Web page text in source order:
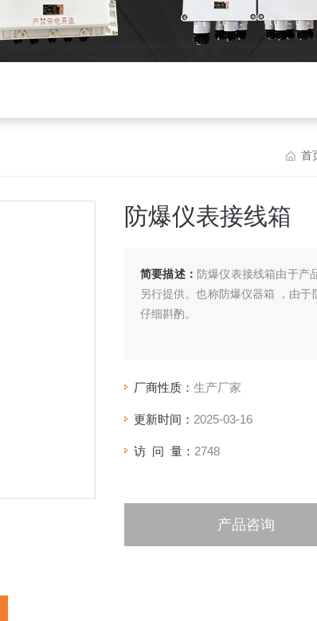
首
防爆仪表接线箱
简要描述： 防爆仪表接线箱由于产
另行提供。也称防爆仪器箱 ，由
仔细斟酌。
厂商性质： 生产厂家
更新时间： 2025-03-16
访 问 量： 2748
产品咨询